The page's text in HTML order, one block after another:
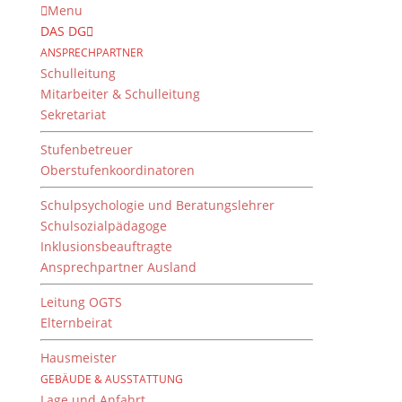
Menu
DAS DG
ANSPRECHPARTNER
Schulleitung
Mitarbeiter & Schulleitung
Sekretariat
Stufenbetreuer
Oberstufenkoordinatoren
Schulpsychologie und Beratungslehrer
Schulsozialpädagoge
Inklusionsbeauftragte
Ansprechpartner Ausland
Leitung OGTS
Elternbeirat
Hausmeister
GEBÄUDE & AUSSTATTUNG
Bewerbungstraining der
Q12 durch Schaeffler
29. Juli 2026